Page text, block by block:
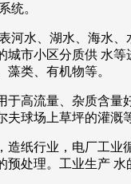
统。
河水、湖水、海水、
城市小区分质供 水等
藻类、有机物等。
于高流量、杂质含量
夫球场上草坪的灌溉
造纸行业，电厂工业
预处理。工业生产 水